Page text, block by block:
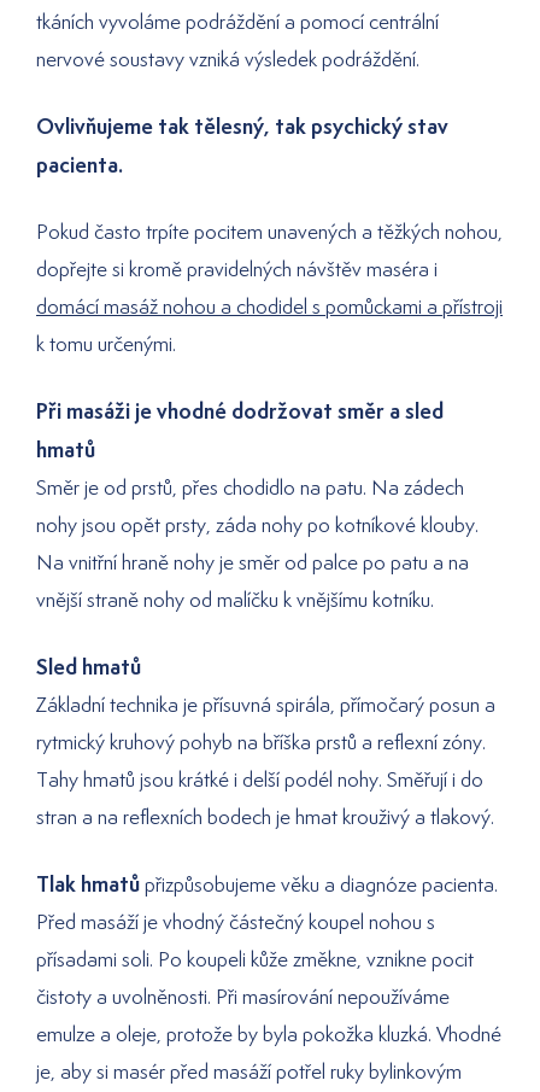
tkáních vyvoláme podráždění a pomocí centrální
nervové soustavy vzniká výsledek podráždění.
Ovlivňujeme tak tělesný, tak psychický stav
pacienta.
Pokud často trpíte pocitem unavených a těžkých nohou,
dopřejte si kromě pravidelných návštěv maséra i
domácí masáž nohou a chodidel s pomůckami a přístroji
k tomu určenými.
Při masáži je vhodné dodržovat směr a sled
hmatů
Směr je od prstů, přes chodidlo na patu. Na zádech
nohy jsou opět prsty, záda nohy po kotníkové klouby.
Na vnitřní hraně nohy je směr od palce po patu a na
vnější straně nohy od malíčku k vnějšímu kotníku.
Sled hmatů
Základní technika je přísuvná spirála, přímočarý posun a
rytmický kruhový pohyb na bříška prstů a reflexní zóny.
Tahy hmatů jsou krátké i delší podél nohy. Směřují i do
stran a na reflexních bodech je hmat krouživý a tlakový.
Tlak hmatůpřizpůsobujeme věku a diagnóze pacienta.
Před masáží je vhodný částečný koupel nohou s
přísadami soli. Po koupeli kůže změkne, vznikne pocit
čistoty a uvolněnosti. Při masírování nepoužíváme
emulze a oleje, protože by byla pokožka kluzká. Vhodné
je, aby si masér před masáží potřel ruky bylinkovým